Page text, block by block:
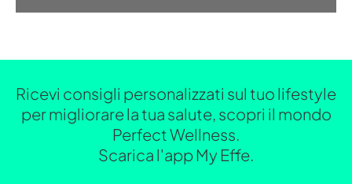
Ricevi consigli personalizzati sul tuo lifestyle
per migliorare la tua salute, scopri il mondo
Perfect Wellness.
Scarica l'app My Effe.